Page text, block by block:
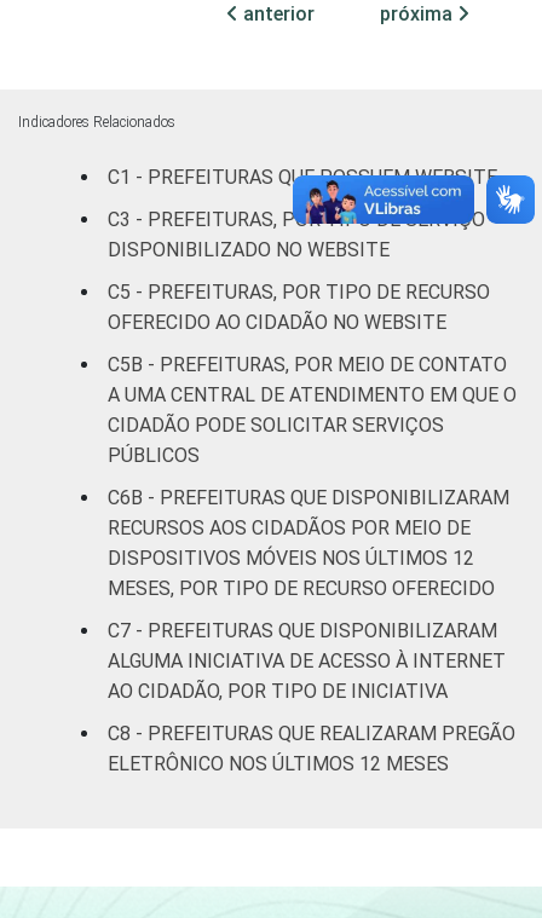
PI 25 75 1
CE 56 44 0
RN 52 44 4
PE 56 42 2
SE 56 39
BA 55 43 3
55
ES 71 26
RJ 90 8
PR 58 40 2
anterior próxima
Indicadores Relacionados
C1 - PREFEITURAS QUE POSSUEM WEBSITE
C3 - PREFEITURAS, POR TIPO DE SERVIÇO
DISPONIBILIZADO NO WEBSITE
C5 - PREFEITURAS, POR TIPO DE RECURSO
OFERECIDO AO CIDADÃO NO WEBSITE
C5B - PREFEITURAS, POR MEIO DE CONTATO
A UMA CENTRAL DE ATENDIMENTO EM QUE O
CIDADÃO PODE SOLICITAR SERVIÇOS
PÚBLICOS
C6B - PREFEITURAS QUE DISPONIBILIZARAM
RECURSOS AOS CIDADÃOS POR MEIO DE
DISPOSITIVOS MÓVEIS NOS ÚLTIMOS 12
MESES, POR TIPO DE RECURSO OFERECIDO
C7 - PREFEITURAS QUE DISPONIBILIZARAM
ALGUMA INICIATIVA DE ACESSO À INTERNET
AO CIDADÃO, POR TIPO DE INICIATIVA
C8 - PREFEITURAS QUE REALIZARAM PREGÃO
ELETRÔNICO NOS ÚLTIMOS 12 MESES